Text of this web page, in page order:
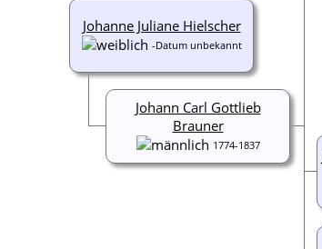
Johanne Juliane Hielscher
-Datum unbekannt
Johann Carl Gottlieb
Brauner
1774-1837